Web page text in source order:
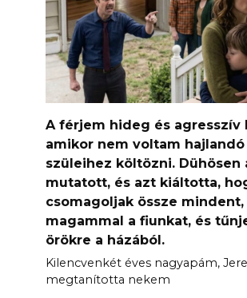
A férjem hideg és agresszív
amikor nem voltam hajlandó
szüleihez költözni. Dühösen
mutatott, és azt kiáltotta,
csomagoljak össze
magammal a fiunkat, és
örökre a házából.
Kilencvenkét éves nagyapám,
megtanította nekem